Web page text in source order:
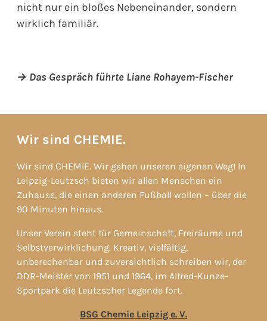
nicht nur ein bloßes Nebeneinander, sondern
wirklich familiär.
→ Das Gespräch führte Liane Rohayem-Fischer
Wir sind CHEMIE.
Wir sind CHEMIE. Wir gehen unseren eigenen Weg! In
Leipzig-Leutzsch bieten wir allen Menschen ein
Zuhause, die einen anderen Fußball wollen – über die
90 Minuten hinaus.
Unser Verein steht für Gemeinschaft, Freiräume und
Selbstverwirklichung. Kreativ, vielfältig,
unberechenbar und zuversichtlich schreiben wir, der
DDR-Meister von 1951 und 1964, im Alfred-Kunze-
Sportpark die Leutzscher Legende fort.
BSG Chemie Leipzig e. V.